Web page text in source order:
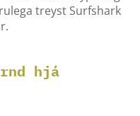
treyst Surfshark
hjá